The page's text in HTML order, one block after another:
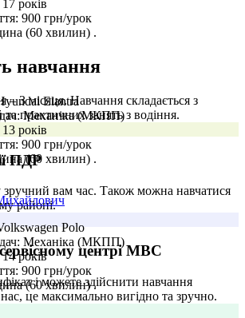
17 років
900 грн/урок
(60 хвилин) .
Elantra
Механіка (МКПП)
13 років
900 грн/урок
(60 хвилин) .
Polo
Механіка (МКПП)
14 років
900 грн/урок
(60 хвилин) .
навчання
– 3 місяця. Навчання складається з
практичних занять з водіння.
ПДР
вам час. Також можна навчатися
районі.
сервісному центрі МВС
і можете здійснити навчання
це максимально вигідно та зручно.